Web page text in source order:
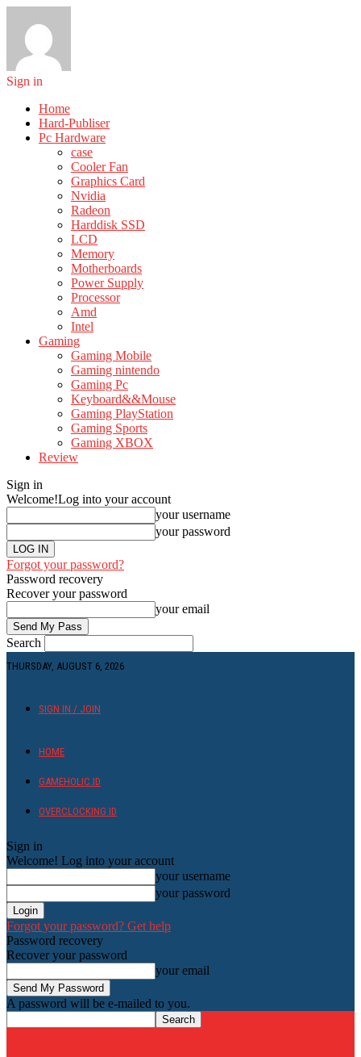
Sign in
Home
Hard-Publiser
Pc Hardware
case
Cooler Fan
Graphics Card
Nvidia
Radeon
Harddisk SSD
LCD
Memory
Motherboards
Power Supply
Processor
Amd
Intel
Gaming
Gaming Mobile
Gaming nintendo
Gaming Pc
Keyboard&&Mouse
Gaming PlayStation
Gaming Sports
Gaming XBOX
Review
Sign in
Welcome!Log into your account
your username
your password
Forgot your password?
Password recovery
Recover your password
your email
Search
THURSDAY, AUGUST 6, 2026
SIGN IN / JOIN
HOME
GAMEHOLIC.ID
OVERCLOCKING ID
Sign in
Welcome! Log into your account
your username
your password
Forgot your password? Get help
Password recovery
Recover your password
your email
A password will be e-mailed to you.